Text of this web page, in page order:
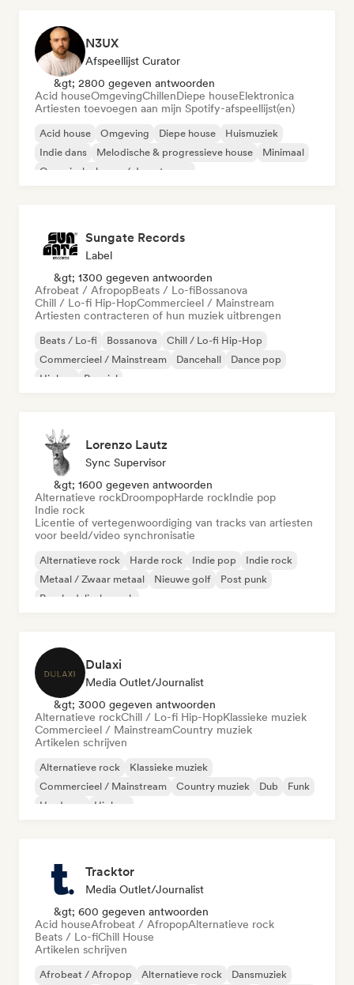
N3UX
Afspeellijst Curator
&gt; 2800 gegeven antwoorden
Acid houseOmgevingChillenDiepe houseElektronica
Artiesten toevoegen aan mijn Spotify-afspeellijst(en)
Acid house Omgeving Diepe house
Huismuziek
Indie dans
Melodische & progressieve house
Minimaal
Organische house / downtempo
Sungate Records
Label
&gt; 1300 gegeven antwoorden
Afrobeat / AfropopBeats / Lo-fiBossanova
Chill / Lo-fi Hip-HopCommercieel / Mainstream
Artiesten contracteren of hun muziek uitbrengen
Beats / Lo-fi Bossanova
Chill / Lo-fi Hip-Hop
Commercieel / Mainstream
Dancehall
Dance pop
Hiphop
Popziel
Lorenzo Lautz
Sync Supervisor
&gt; 1600 gegeven antwoorden
Alternatieve rockDroompopHarde rockIndie pop
Indie rock
Licentie of vertegenwoordiging van tracks van artiesten
voor beeld/video synchronisatie
Alternatieve rock Harde rock Indie pop
Indie rock
Metaal / Zwaar metaal
Nieuwe golf
Post punk
Psychedelische rock
Dulaxi
Media Outlet/Journalist
&gt; 3000 gegeven antwoorden
Alternatieve rockChill / Lo-fi Hip-HopKlassieke muziek
Commercieel / MainstreamCountry muziek
Artikelen schrijven
Alternatieve rock
Klassieke muziek
Commercieel / Mainstream
Country muziek Dub
Funk
Hardcore
Hiphop
Tracktor
Media Outlet/Journalist
&gt; 600 gegeven antwoorden
Acid houseAfrobeat / AfropopAlternatieve rock
Beats / Lo-fiChill House
Artikelen schrijven
Afrobeat / Afropop Alternatieve rock Dansmuziek